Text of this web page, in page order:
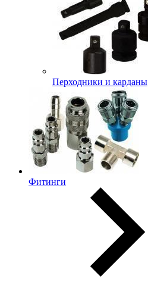
Перходники и карданы
Фитинги